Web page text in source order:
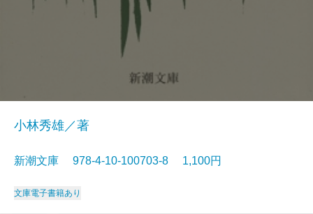
小林秀雄／著
新潮文庫 978-4-10-100703-8 1,100円
文庫電子書籍あり